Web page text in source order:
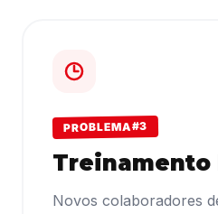
PROBLEMA #3
Treinamento
Novos colaboradores